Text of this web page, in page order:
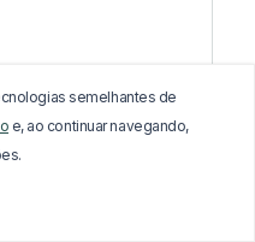
semelhantes de
e, ao continuar navegando,